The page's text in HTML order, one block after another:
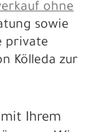
ohne
sowie
private
Kölleda zur
Ihrem